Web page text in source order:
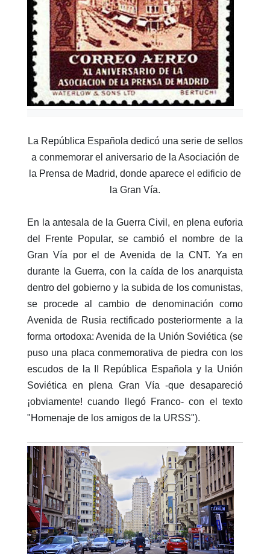
La República Española dedicó una serie de sellos
a conmemorar el aniversario de la Asociación de
la Prensa de Madrid, donde aparece el edificio de
la Gran Vía.
En la antesala de la Guerra Civil, en plena euforia
del Frente Popular, se cambió el nombre de la
Gran Vía por el de Avenida de la CNT. Ya en
durante la Guerra, con la caída de los anarquista
dentro del gobierno y la subida de los comunistas,
se procede al cambio de denominación como
Avenida de Rusia rectificado posteriormente a la
forma ortodoxa: Avenida de la Unión Soviética (se
puso una placa conmemorativa de piedra con los
escudos de la II República Española y la Unión
Soviética en plena Gran Vía -que desapareció
¡obviamente! cuando llegó Franco- con el texto
"Homenaje de los amigos de la URSS").